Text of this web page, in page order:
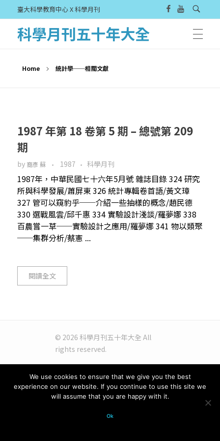
臺大科學教育中心 X 科學月刊
科學月刊五十年大全
Home 統計學──相關文獻
1987 年第 18 卷第 5 期 – 總號第 209
期
by 裔彥 蘇 1987 科學月刊
1987年，中華民國七十六年5月號 雜誌目錄 324 研究
所與科學發展/蕭屏東 326 統計專輯卷首語/黃文璋
327 管可以窺豹乎──介紹一些抽樣的概念/趙民德
330 選戰風雲/邱千惠 334 實驗設計淺談/羅夢娜 338
百農嘗一草──實驗設計之應用/羅夢娜 341 物以類聚
──集群分析/蔡憲 ...
閱讀全文
© 2026 科學月刊五十年大全 All
rights reserved.
We use cookies to ensure that we give you the best
experience on our website. If you continue to use this site we
will assume that you are happy with it.
Ok